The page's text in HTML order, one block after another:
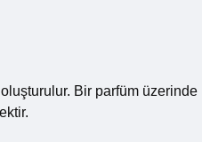
Bir parfüm